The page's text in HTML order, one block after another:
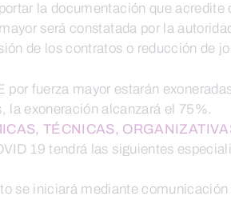
la documentación que acredite
será constatada por la
de los contratos o reducción de
por fuerza mayor estarán
la exoneración alcanzará el 75%.
TÉCNICAS,
19 tendrá las siguientes
se iniciará mediante